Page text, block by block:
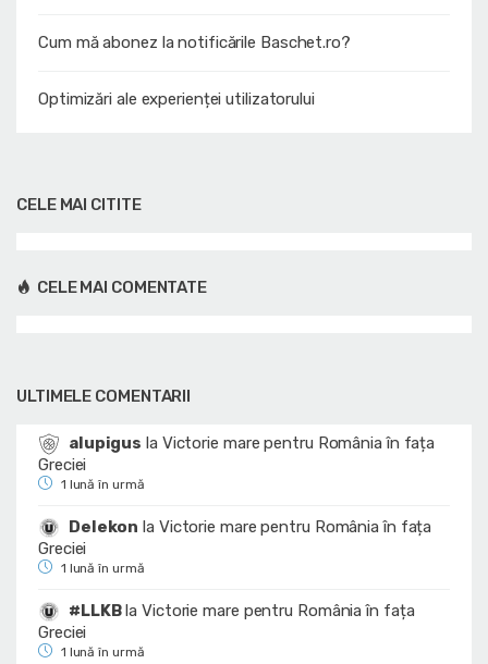
Cum mă abonez la notificările Baschet.ro?
Optimizări ale experienței utilizatorului
CELE MAI CITITE
CELE MAI COMENTATE
ULTIMELE COMENTARII
alupigus la Victorie mare pentru România în fața
Greciei
1 lună în urmă
Delekon la Victorie mare pentru România în fața
Greciei
1 lună în urmă
#LLKBlaVictorie mare pentru România în fața
Greciei
1 lună în urmă